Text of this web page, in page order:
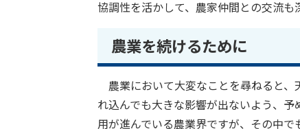
協調性を活かして、農家仲間との交流も
農業を続けるために
農業において大変なことを尋ねると、
れ込んでも大きな影響が出ないよう、
用が進んでいる農業界ですが、その中